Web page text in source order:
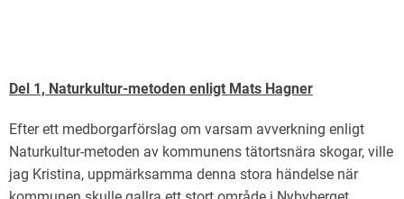
Del 1, Naturkultur-metoden enligt Mats Hagner
Efter ett medborgarförslag om varsam avverkning enligt
Naturkultur-metoden av kommunens tätortsnära skogar, ville
jag Kristina, uppmärksamma denna stora händelse när